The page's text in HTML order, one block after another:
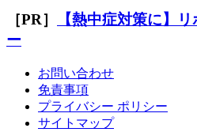
［PR］
【熱中症対策に】
ー
お問い合わせ
免責事項
プライバシー ポリシー
サイトマップ